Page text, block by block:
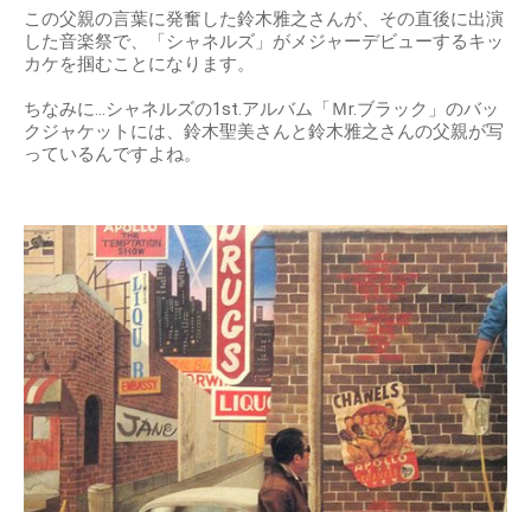
この父親の言葉に発奮した鈴木雅之さんが、その直後に出演
した音楽祭で、「シャネルズ」がメジャーデビューするキッ
カケを掴むことになります。
ちなみに…シャネルズの1st.アルバム「Ｍr.ブラック」のバッ
クジャケットには、鈴木聖美さんと鈴木雅之さんの父親が写
っているんですよね。